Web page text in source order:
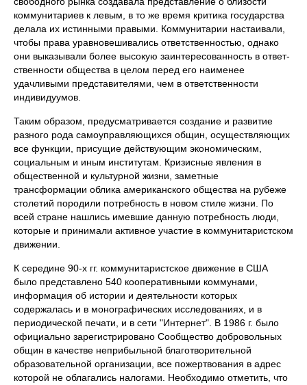
коммунитариев к левым, в то же время критика государства
делала их истинными правыми. Коммуни­тарии настаивали,
чтобы права уравновешивались ответственностью, однако
они выказывали более высокую заинтересованность в ответ­
ственности общества в целом перед его наименее
удачливыми пред­ставителями, чем в ответственности
индивидуумов.
Таким образом, предусматривается создание и развитие
разно­го рода самоуправляющихся общин, осуществляющих
все функции, присущие действующим экономическим,
социальным и иным инсти­тутам. Кризисные явления в
общественной и культурной жизни, за­метные
трансформации облика американского общества на рубеже
столетий породили потребность в новом стиле жизни. По
всей стране нашлись имевшие данную потребность люди,
которые и принимали активное участие в коммунитаристском
движении.
К середине 90-х гг. коммунитаристское движение в США
было представлено 540 кооперативными коммунами,
информация об исто­рии и деятельности которых
содержалась и в монографических ис­следованиях, и в
периодической печати, и в сети "Интернет". В 1986 г. было
официально зарегистрировано Сообщество добровольных
об­щин в качестве неприбыльной благотворительной
образовательной организации, все пожертвования в адрес
которой не облагались нало­гами. Необходимо отметить, что